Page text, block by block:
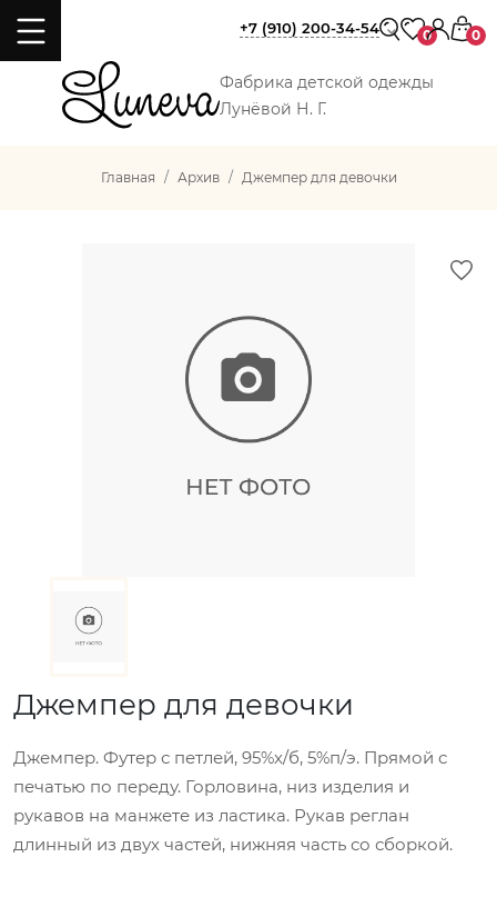
Фабрика детской одежды
Лунёвой Н. Г.
+7 (910) 200-34-54 0 0
Главная Архив Джемпер для девочки
Джемпер для девочки
Джемпер. Футер с петлей, 95%х/б, 5%п/э. Прямой с
печатью по переду. Горловина, низ изделия и
рукавов на манжете из ластика. Рукав реглан
длинный из двух частей, нижняя часть со сборкой.